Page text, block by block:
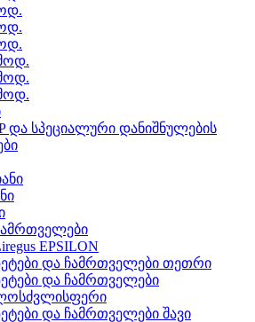
და სპეციალური დანიშნულების
EPSILON
და ჩამრთველები თეთრი
და ჩამრთველები
და ჩამრთველები შავი